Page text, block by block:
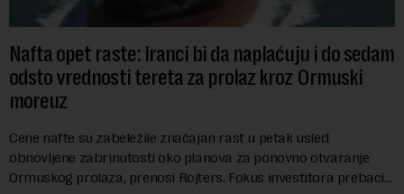
Nafta opet raste: Iranci bi da naplaćuju i do sedam
odsto vrednosti tereta za prolaz kroz Ormuski
moreuz
Cene nafte su zabeležile značajan rast u petak usled
obnovljene zabrinutosti oko planova za ponovno otvaranje
Ormuskog prolaza, prenosi Rojters. Fokus investitora prebacio